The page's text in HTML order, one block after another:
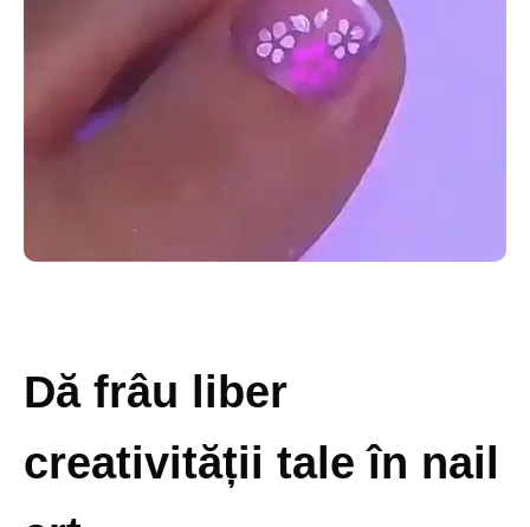
Dă frâu liber
creativității tale în nail